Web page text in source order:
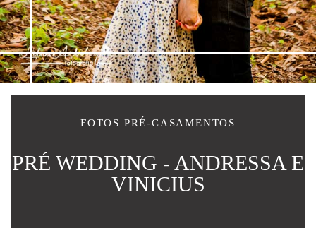
FOTOS PRÉ-CASAMENTOS
PRÉ WEDDING - ANDRESSA E
VINICIUS